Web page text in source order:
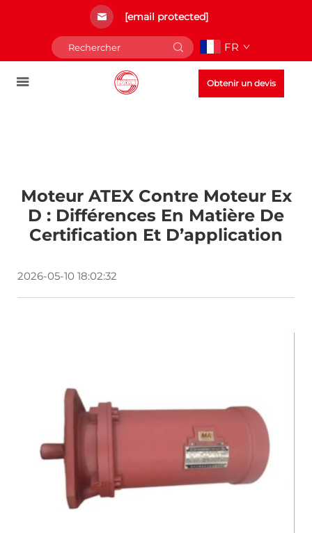
[email protected]
FR
Obtenir un devis
Moteur ATEX Contre Moteur Ex
D : Différences En Matière De
Certification Et D’application
2026-05-10 18:02:32